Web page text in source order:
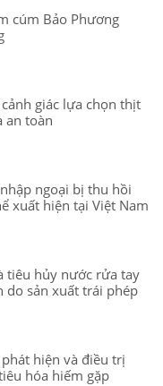
cúm Bảo Phương
giác lựa chọn thịt
an toàn
ngoại bị thu hồi
xuất hiện tại Việt Nam
tiêu hủy nước rửa tay
do sản xuất trái phép
hiện và điều trị
hóa hiếm gặp